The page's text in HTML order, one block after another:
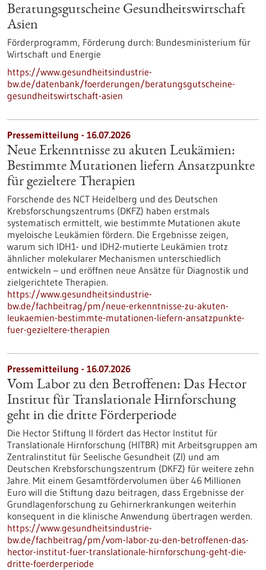
Beratungsgutscheine Gesundheitswirtschaft
Asien
Förderprogramm, Förderung durch: Bundesministerium für
Wirtschaft und Energie
https://www.gesundheitsindustrie-
bw.de/datenbank/foerderungen/beratungsgutscheine-
gesundheitswirtschaft-asien
Pressemitteilung - 16.07.2026
Neue Erkenntnisse zu akuten Leukämien:
Bestimmte Mutationen liefern Ansatzpunkte
für gezieltere Therapien
Forschende des NCT Heidelberg und des Deutschen
Krebsforschungszentrums (DKFZ) haben erstmals
systematisch ermittelt, wie bestimmte Mutationen akute
myeloische Leukämien fördern. Die Ergebnisse zeigen,
warum sich IDH1- und IDH2-mutierte Leukämien trotz
ähnlicher molekularer Mechanismen unterschiedlich
entwickeln – und eröffnen neue Ansätze für Diagnostik und
zielgerichtete Therapien.
https://www.gesundheitsindustrie-
bw.de/fachbeitrag/pm/neue-erkenntnisse-zu-akuten-
leukaemien-bestimmte-mutationen-liefern-ansatzpunkte-
fuer-gezieltere-therapien
Pressemitteilung - 16.07.2026
Vom Labor zu den Betroffenen: Das Hector
Institut für Translationale Hirnforschung
geht in die dritte Förderperiode
Die Hector Stiftung II fördert das Hector Institut für
Translationale Hirnforschung (HITBR) mit Arbeitsgruppen am
Zentralinstitut für Seelische Gesundheit (ZI) und am
Deutschen Krebsforschungszentrum (DKFZ) für weitere zehn
Jahre. Mit einem Gesamtfördervolumen über 46 Millionen
Euro will die Stiftung dazu beitragen, dass Ergebnisse der
Grundlagenforschung zu Gehirnerkrankungen weiterhin
konsequent in die klinische Anwendung übertragen werden.
https://www.gesundheitsindustrie-
bw.de/fachbeitrag/pm/vom-labor-zu-den-betroffenen-das-
hector-institut-fuer-translationale-hirnforschung-geht-die-
dritte-foerderperiode